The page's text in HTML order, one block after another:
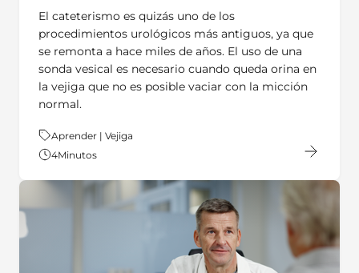
El cateterismo es quizás uno de los
procedimientos urológicos más antiguos, ya que
se remonta a hace miles de años. El uso de una
sonda vesical es necesario cuando queda orina en
la vejiga que no es posible vaciar con la micción
normal.
Tema:
Aprender | Vejiga
4Minutos